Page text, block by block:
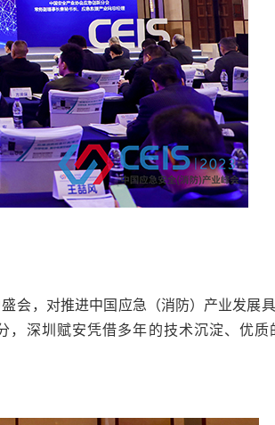
会，对推进中国应急（消防）产业发展
，深圳赋安凭借多年的技术沉淀、优